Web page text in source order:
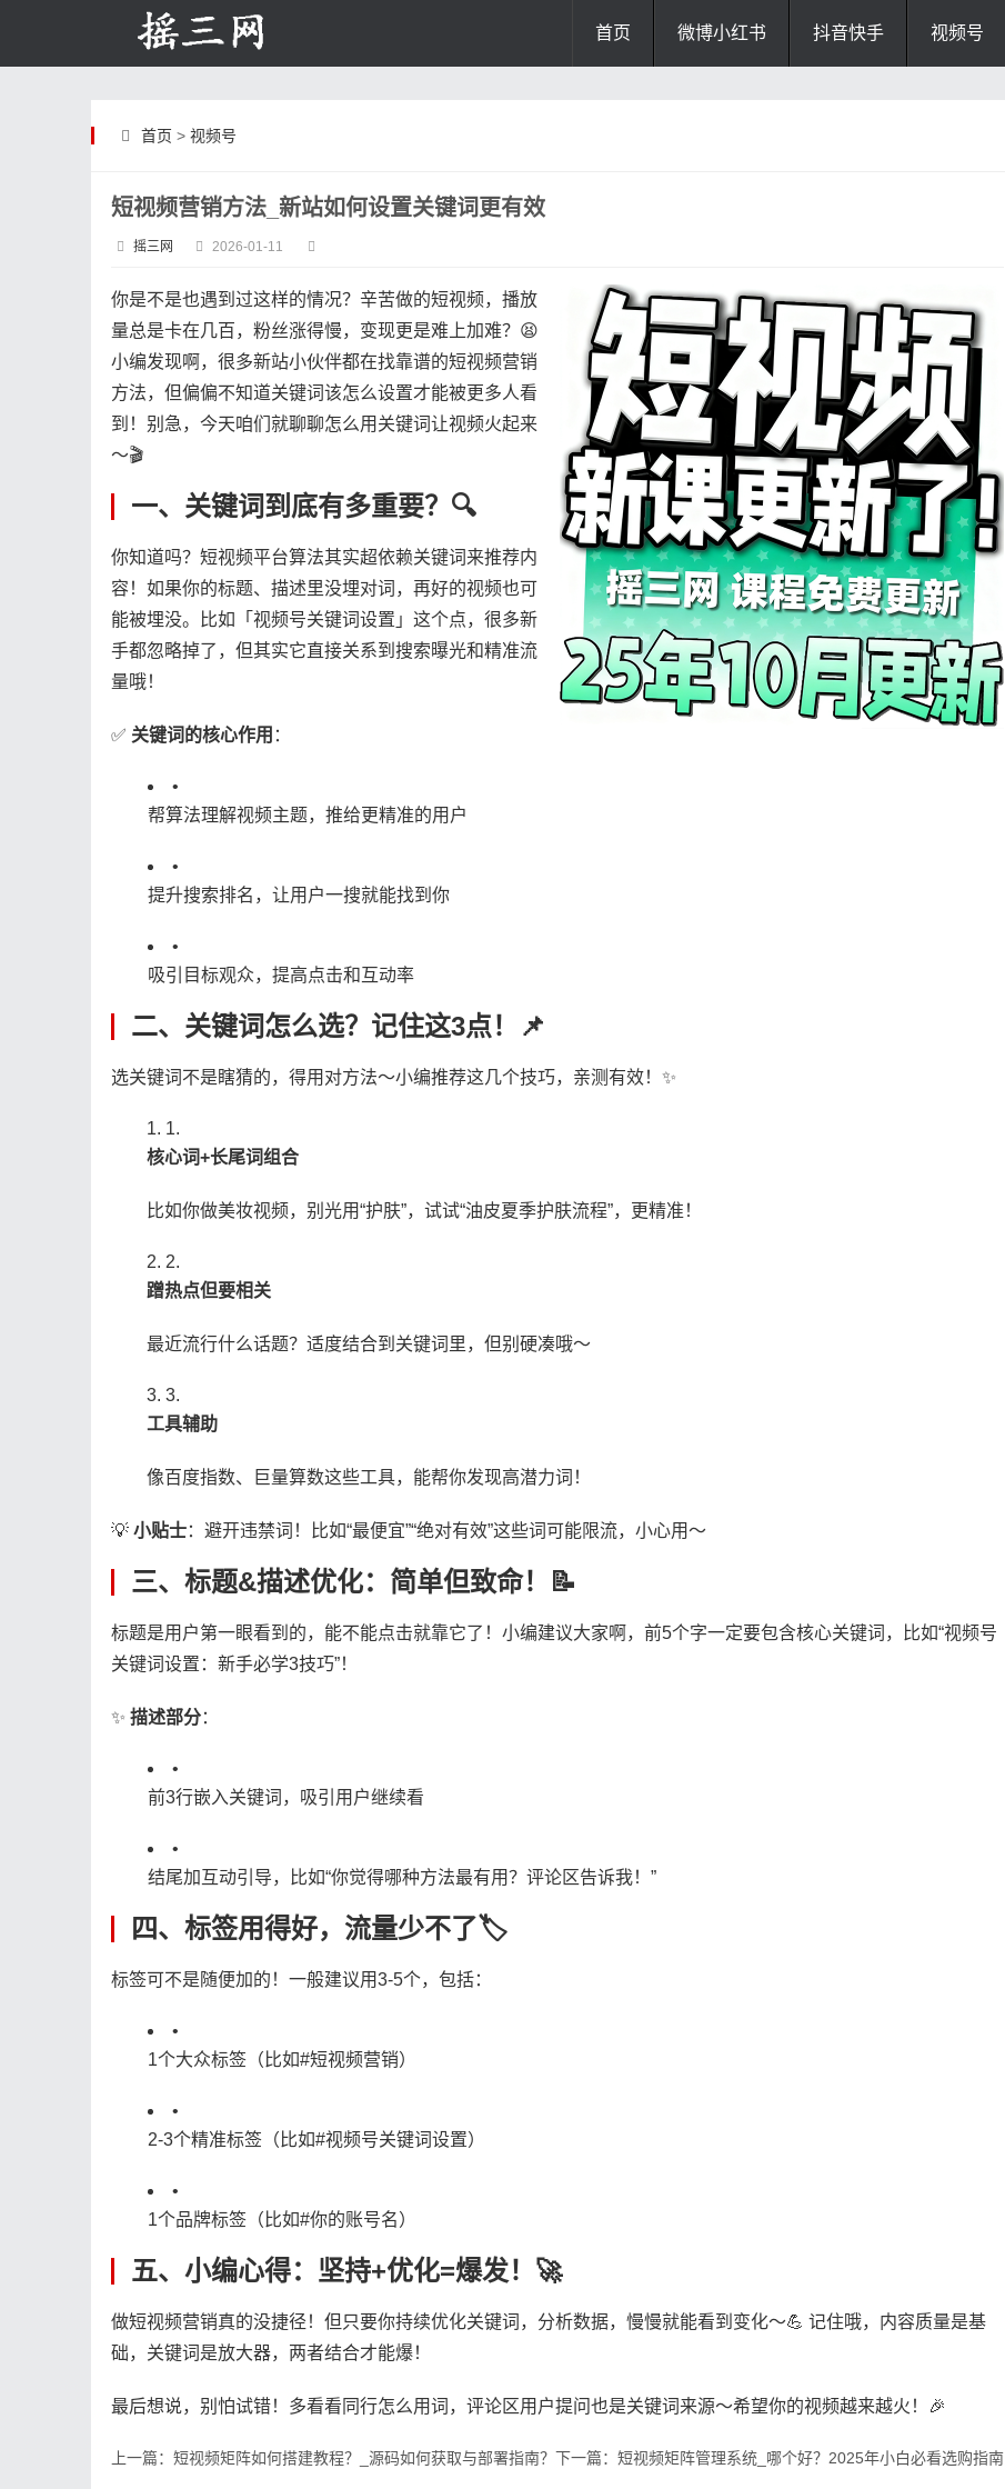
首页 微博小红书 抖音快手 视频号
首页 > 视频号
短视频营销方法_新站如何设置关键词更有效
摇三网 2026-01-11
你是不是也遇到过这样的情况？辛苦做的短视频，播放
量总是卡在几百，粉丝涨得慢，变现更是难上加难？😫
小编发现啊，很多新站小伙伴都在找靠谱的短视频营销
方法，但偏偏不知道关键词该怎么设置才能被更多人看
到！别急，今天咱们就聊聊怎么用关键词让视频火起来
～🎬
一、关键词到底有多重要？🔍
你知道吗？短视频平台算法其实超依赖关键词来推荐内
容！如果你的标题、描述里没埋对词，再好的视频也可
能被埋没。比如「视频号关键词设置」这个点，很多新
手都忽略掉了，但其实它直接关系到搜索曝光和精准流
量哦！
✅ ​ ​关键词的核心作用​ ​：
•
帮算法理解视频主题，推给更精准的用户
•
提升搜索排名，让用户一搜就能找到你
•
吸引目标观众，提高点击和互动率
二、关键词怎么选？记住这3点！📌
选关键词不是瞎猜的，得用对方法～小编推荐这几个技巧，亲测有效！✨
1.
​核心词+长尾词组合​
比如你做美妆视频，别光用“护肤”，试试“油皮夏季护肤流程”，更精准！
2.
​蹭热点但要相关​
最近流行什么话题？适度结合到关键词里，但别硬凑哦～
3.
​工具辅助​
像百度指数、巨量算数这些工具，能帮你发现高潜力词！
💡 ​ ​小贴士​​：避开违禁词！比如“最便宜”“绝对有效”这些词可能限流，小心用～
三、标题&描述优化：简单但致命！📝
标题是用户第一眼看到的，能不能点击就靠它了！小编建议大家啊，前5个字一定要包含核心关键词，比如“视频号
关键词设置：新手必学3技巧”！
✨ ​ ​描述部分​​：
•
前3行嵌入关键词，吸引用户继续看
•
结尾加互动引导，比如“你觉得哪种方法最有用？评论区告诉我！”
四、标签用得好，流量少不了🏷️
标签可不是随便加的！一般建议用3-5个，包括：
•
1个大众标签（比如#短视频营销）
•
2-3个精准标签（比如#视频号关键词设置）
•
1个品牌标签（比如#你的账号名）
五、小编心得：坚持+优化=爆发！🚀
做短视频营销真的没捷径！但只要你持续优化关键词，分析数据，慢慢就能看到变化～💪 记住哦，内容质量是基
础，关键词是放大器，两者结合才能爆！
最后想说，别怕试错！多看看同行怎么用词，评论区用户提问也是关键词来源～希望你的视频越来越火！🎉
上一篇：短视频矩阵如何搭建教程？_源码如何获取与部署指南？ 下一篇：短视频矩阵管理系统_哪个好？2025年小白必看选购指南